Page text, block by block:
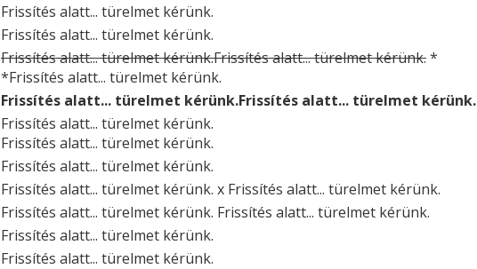
Frissítés alatt... türelmet kérünk.
Frissítés alatt... türelmet kérünk.
Frissítés alatt... türelmet kérünk.Frissítés alatt... türelmet kérünk.*
*Frissítés alatt... türelmet kérünk.
Frissítés alatt... türelmet kérünk.Frissítés alatt... türelmet kérünk.
Frissítés alatt... türelmet kérünk.
Frissítés alatt... türelmet kérünk.
Frissítés alatt... türelmet kérünk.
Frissítés alatt... türelmet kérünk. x Frissítés alatt... türelmet kérünk.
Frissítés alatt... türelmet kérünk. Frissítés alatt... türelmet kérünk.
Frissítés alatt... türelmet kérünk.
Frissítés alatt... türelmet kérünk.